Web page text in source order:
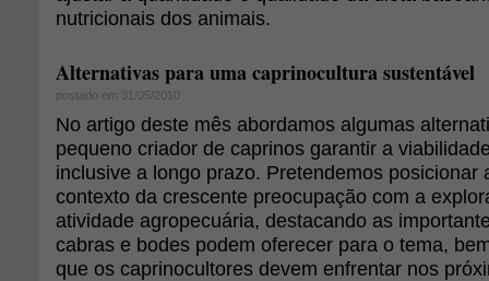
nutricionais dos animais.
Alternativas para uma caprinocultura sustentável
postado em 31/05/2010
No artigo deste mês abordamos algumas
pequeno criador de caprinos garantir a
inclusive a longo prazo. Pretendemos posicionar
contexto da crescente preocupação com a
atividade agropecuária, destacando as
cabras e bodes podem oferecer para o tema,
que os caprinocultores devem enfrentar nos